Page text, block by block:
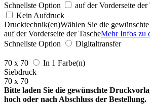
Schnellste Option
auf der Vorderseite der
Kein Aufdruck
Drucktechnik(en)Wählen Sie die
auf der Vorderseite der TascheMehr Infos zu
Schnellste Option
Digitaltransfer
70 x 70
In 1 Farbe(n)
Siebdruck
70 x 70
Bitte laden Sie die gewünschte
hoch oder nach Abschluss der Bestellung.